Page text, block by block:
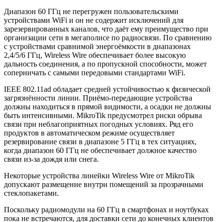
Диапазон 60 ГГц не перегружен пользовательскими
устройствами WiFi и он не содержит исключений для
зарезервированных каналов, что даёт ему преимущество при
организации сети в мегаполисе по радиосвязи. По сравнению
с устройствами сравнимой энергоёмкости в диапазонах
2,4/5/6 ГГц, Wireless Wire обеспечивает более высокую
дальность соединения, а по пропускной способности, может
соперничать с самыми передовыми стандартами WiFi.
IEEE 802.11ad обладает средней устойчивостью к физической
загрязнённости линии. Приёмо-передающие устройства
должны находиться в прямой видимости, а осадки не должны
быть интенсивными. MikroTik предусмотрел риски обрыва
связи при неблагоприятных погодных условиях. Ряд его
продуктов в автоматическом режиме осуществляет
резервирование связи в диапазоне 5 ГГц в тех ситуациях,
когда диапазон 60 ГГц не обеспечивает должное качество
связи из-за дождя или снега.
Некоторые устройства линейки Wireless Wire от MikroTik
допускают размещение внутри помещений за прозрачными
стеклопакетами.
Поскольку радиомодули на 60 ГГц в смартфонах и ноутбуках
пока не встречаются, для доставки сети до конечных клиентов